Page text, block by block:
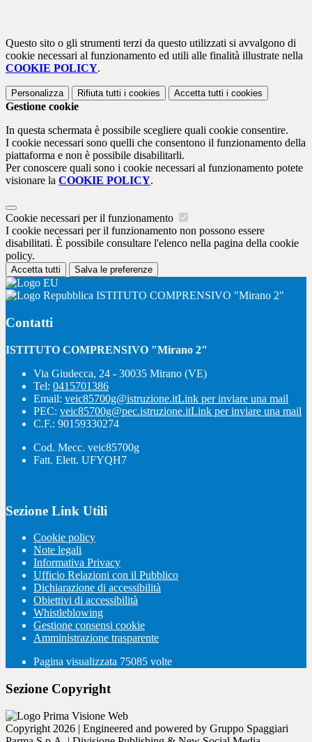
Questo sito o gli strumenti terzi da questo utilizzati si avvalgono di
cookie necessari al funzionamento ed utili alle finalità illustrate nella
COOKIE POLICY.
Personalizza Rifiuta tutti i cookies Accetta tutti i cookies
Gestione cookie
In questa schermata è possibile scegliere quali cookie consentire.
I cookie necessari sono quelli che consentono il funzionamento della
piattaforma e non è possibile disabilitarli.
Per conoscere quali sono i cookie necessari al funzionamento potete
visionare la COOKIE POLICY.
Cookie necessari per il funzionamento
I cookie necessari per il funzionamento non possono essere
disabilitati. È possibile consultare l'elenco nella pagina della cookie
policy.
Accetta tutti Salva le preferenze
ISTITUTO COMPRENSIVO "Mirano 2"
Contatti
ISTITUTO COMPRENSIVO "Mirano 2"
Via Giudecca, 24 - 30035 Mirano (VE)
Tel: 0415701386
Email: veic85700g@istruzione.itLink per inviare una mail
PEC: veic85700g@pec.istruzione.itLink per inviare una mail
C.F.: 90159330274
Cod. Mecc. veic85700g
Fatt. Elett. UFYQH7
Sezione Link Utili
Cookie policy
Note legali
Informativa Privacy
Ufficio Relazioni con il Pubblico
Dichiarazione di accessibilità
Obiettivi di accessibilità
Whistleblowing
Gestione consensi cookie
Amministrazione trasparente
Pagina visualizzata 75085 volte
Sezione Copyright
Copyright 2026 | Engineered and powered by Gruppo Spaggiari